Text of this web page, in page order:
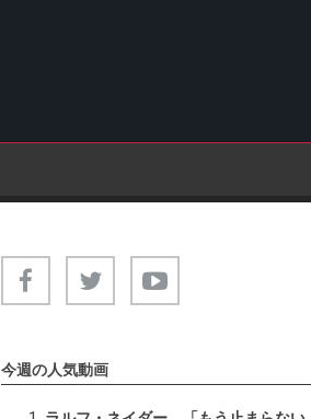
今週の人気動画